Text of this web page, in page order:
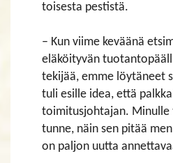
toisesta pestistä.
– Kun viime keväänä
eläköityvän
tekijää, emme löytäneet
tuli esille idea, että
toimitusjohtajan. Minulle
tunne, näin sen pitää
on paljon uutta